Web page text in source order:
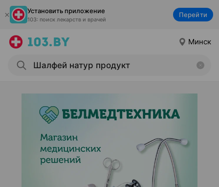
Установить приложение
103: поиск лекарств и врачей
Перейти
Минск